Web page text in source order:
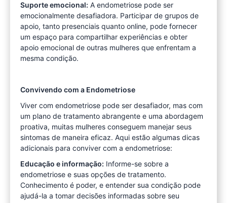
Suporte emocional: A endometriose pode ser
emocionalmente desafiadora. Participar de grupos de
apoio, tanto presenciais quanto online, pode fornecer
um espaço para compartilhar experiências e obter
apoio emocional de outras mulheres que enfrentam a
mesma condição.
Convivendo com a Endometriose
Viver com endometriose pode ser desafiador, mas com
um plano de tratamento abrangente e uma abordagem
proativa, muitas mulheres conseguem manejar seus
sintomas de maneira eficaz. Aqui estão algumas dicas
adicionais para conviver com a endometriose:
Educação e informação: Informe-se sobre a
endometriose e suas opções de tratamento.
Conhecimento é poder, e entender sua condição pode
ajudá-la a tomar decisões informadas sobre seu